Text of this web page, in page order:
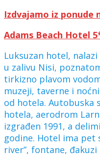
Izdvajamo iz ponude
Adams Beach Hotel
Luksuzan hotel,
u zalivu Nisi,
tirkizno plavom
muzeji, taverne i
od hotela. Autobuska
hotela, aerodrom
izgrađen 1991, a
godine. Hotel ima pet
river”, fontane,